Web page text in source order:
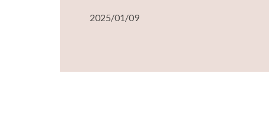
2025/01/09